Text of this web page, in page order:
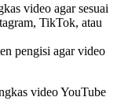
video agar sesuai
TikTok, atau
pengisi agar video
video YouTube